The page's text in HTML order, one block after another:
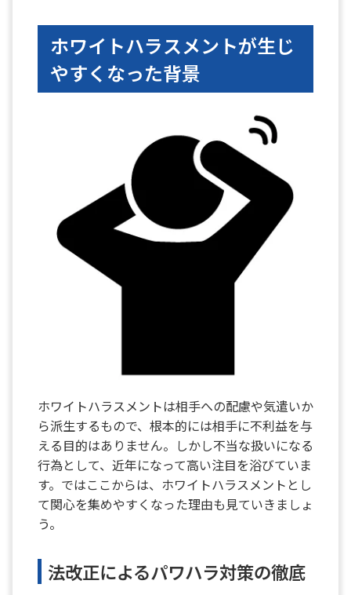
ホワイトハラスメントが生じ
やすくなった背景
ホワイトハラスメントは相手への配慮や気遣いか
ら派生するもので、根本的には相手に不利益を与
える目的はありません。しかし不当な扱いになる
行為として、近年になって高い注目を浴びていま
す。ではここからは、ホワイトハラスメントとし
て関心を集めやすくなった理由も見ていきましょ
う。
法改正によるパワハラ対策の徹底